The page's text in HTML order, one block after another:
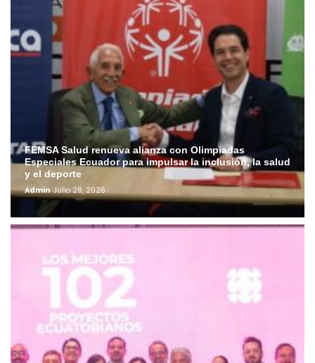
FEMSA Salud renueva alianza con Olimpiadas
Especiales Ecuador para impulsar la inclusión, la salud
y el deporte
Admin Julio 28, 2026